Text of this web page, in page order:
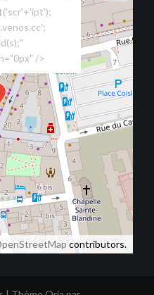
/>
contributors.